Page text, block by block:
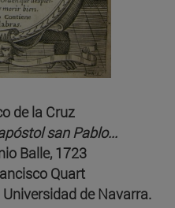
de la Cruz
san Pablo...
Balle, 1723
Quart
de Navarra.